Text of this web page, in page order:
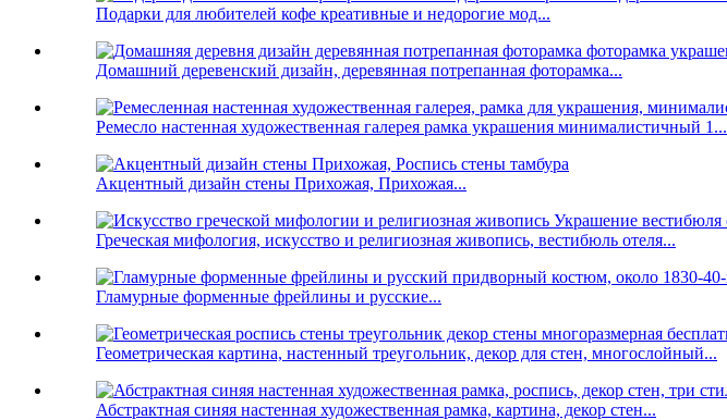
Подарки для любителей кофе креативные и недорогие мод...
Домашний деревенский дизайн, деревянная потрепанная фоторамка...
Ремесло настенная художественная галерея рамка украшения минималистичный 1...
Акцентный дизайн стены Прихожая, Прихожая...
Греческая мифология, искусство и религиозная живопись, вестибюль отеля...
Гламурные форменные фрейлины и русские...
Геометрическая картина, настенный треугольник, декор для стен, многослойный...
Абстрактная синяя настенная художественная рамка, картина, декор стен...